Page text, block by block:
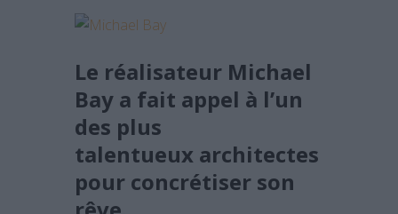
Le réalisateur Michael
Bay a fait appel à l’un
des plus
talentueux architectes
pour concrétiser son